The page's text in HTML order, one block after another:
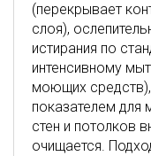
(перекрывает
слоя),
истирания по
интенсивному
моющих
показателем для
стен и потолков
очищается.